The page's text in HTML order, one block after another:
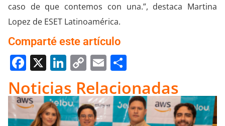
caso de que contemos con una.”, destaca Martina
Lopez de ESET Latinoamérica.
Comparté este artículo
Facebook
X LinkedIn
Copy
Link
Email
Noticias Relacionadas